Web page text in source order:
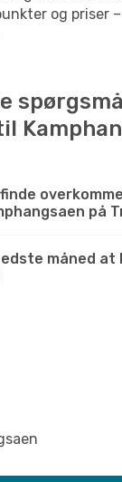
og priser
på
måned at